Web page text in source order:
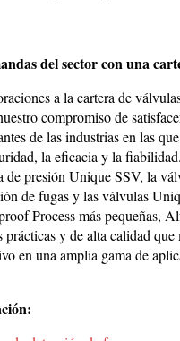
del sector con una
a la cartera de
compromiso de
de las industrias en las
la eficacia y la
de presión Unique SSV, la
de fugas y las válvulas
Process más pequeñas,
y de alta calidad que
en una amplia gama de